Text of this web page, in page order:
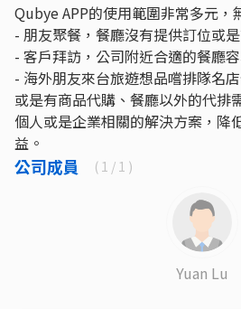
Qubye APP的使用範圍非常多元，
- 朋友聚餐，餐廳沒有提供訂位或
- 客戶拜訪，公司附近合適的餐廳
- 海外朋友來台旅遊想品嚐排隊名
或是有商品代購、餐廳以外的代排
個人或是企業相關的解決方案，降
益。
公司成員 ( 1 / 1 )
Yuan Lu